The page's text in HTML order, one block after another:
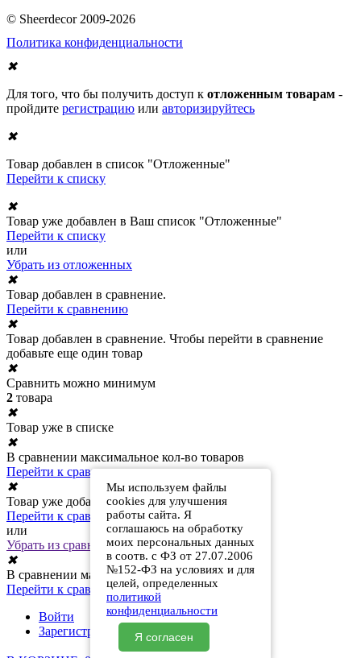
© Sheerdecor 2009-2026
Политика конфиденциальности
Мы используем файлы
cookies для улучшения
работы сайта. Я
соглашаюсь на обработку
моих персональных данных
в соотв. с ФЗ от 27.07.2006
№152-ФЗ на условиях и для
целей, определенных
политикой
конфиденциальности
Я согласен
✖
Для того, что бы получить доступ к отложенным товарам -
пройдите регистрацию или авторизируйтесь
✖
Товар добавлен в список "Отложенные"
Перейти к списку
✖
Товар уже добавлен в Ваш список "Отложенные"
Перейти к списку
или
Убрать из отложенных
✖
Товар добавлен в сравнение.
Перейти к сравнению
✖
Товар добавлен в сравнение. Чтобы перейти в сравнение
добавьте еще один товар
✖
Сравнить можно минимум
2 товара
✖
Товар уже в списке
✖
В сравнении максимальное кол-во товаров
Перейти к сравнению
✖
Товар уже добавлен в сравнение
Перейти к сравнению
или
Убрать из сравнения
✖
В сравнении максимальное кол-во товаров
Перейти к сравнению
Войти
Зарегистрироваться